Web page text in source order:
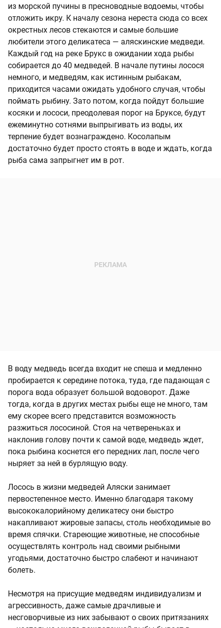
из морской пучины в пресноводные водоемы, чтобы
отложить икру. К началу сезона нереста сюда со всех
окрестных лесов стекаются и самые большие
любители этого деликатеса — аляскинские медведи.
Каждый год на реке Брукс в ожидании хода рыбы
собирается до 40 медведей. В начале путины лосося
немного, и медведям, как истинным рыбакам,
приходится часами ожидать удобного случая, чтобы
поймать рыбину. Зато потом, когда пойдут большие
косяки и лососи, преодолевая порог на Бруксе, будут
ежеминутно сотнями выпрыгивать из воды, их
терпение будет вознаграждено. Косолапым
достаточно будет просто стоять в воде и ждать, когда
рыба сама запрыгнет им в рот.
В воду медведь всегда входит не спеша и медленно
пробирается к середине потока, туда, где падающая с
порога вода образует большой водоворот. Даже
тогда, когда в других местах рыбы еще не много, там
ему скорее всего представится возможность
разжиться лососиной. Стоя на четвереньках и
наклонив голову почти к самой воде, медведь ждет,
пока рыбина коснется его передних лап, после чего
ныряет за ней в бурлящую воду.
Лосось в жизни медведей Аляски занимает
первостепенное место. Именно благодаря такому
высококалорийному деликатесу они быстро
накапливают жировые запасы, столь необходимые во
время спячки. Стареющие животные, не способные
осуществлять контроль над своими рыбными
угодьями, достаточно быстро слабеют и начинают
болеть.
Несмотря на присущие медведям индивидуализм и
агрессивность, даже самые драчливые и
несговорчивые из них забывают о своих притязаниях